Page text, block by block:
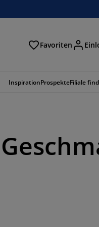
Favoriten
InspirationProspekteFiliale